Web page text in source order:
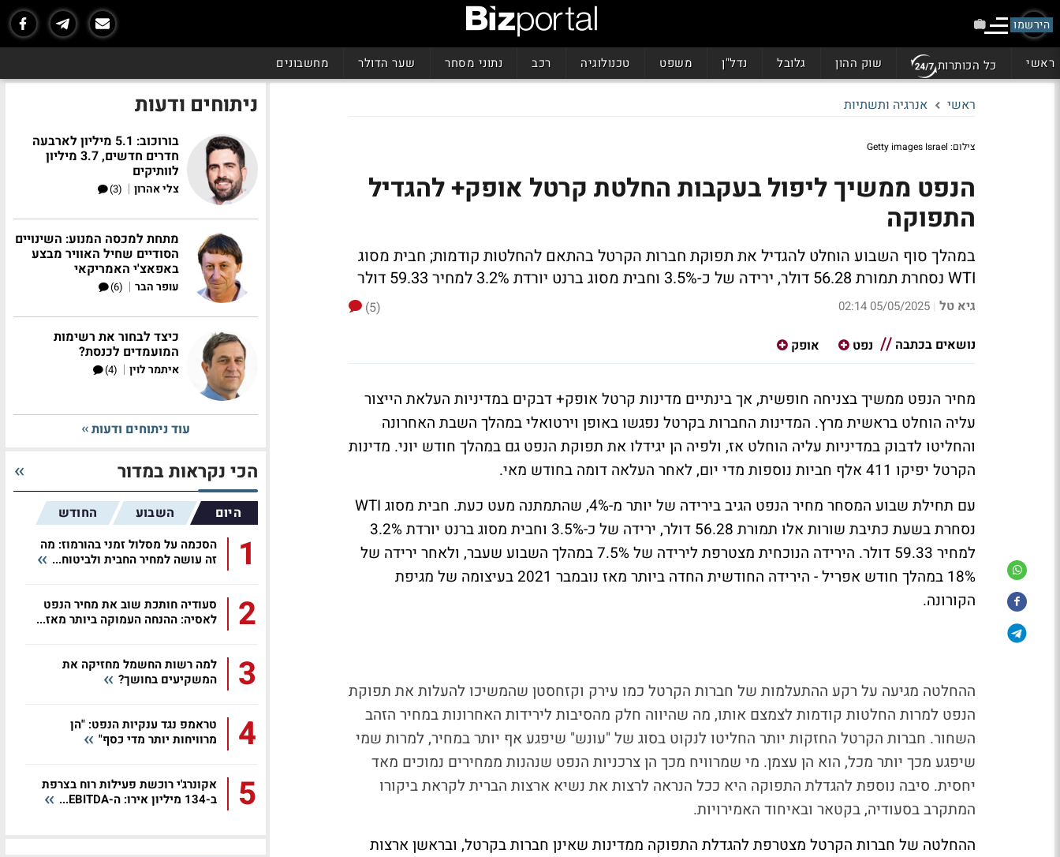
הירשמו
ראשי כל הכותרות שוק ההון גלובל נדל"ן משפט טכנולוגיה רכב נתוני מסחר שער הדולר מחשבונים
ראשי אנרגיה ותשתיות
צילום: Getty images Israel
הנפט ממשיך ליפול בעקבות החלטת קרטל אופק+ להגדיל
התפוקה
במהלך סוף השבוע הוחלט להגדיל את תפוקת חברות הקרטל בהתאם להחלטות קודמות; חבית מסוג
WTI נסחרת תמורת 56.28 דולר, ירידה של כ-3.5% וחבית מסוג ברנט יורדת 3.2% למחיר 59.33 דולר
גיא טל |
05/05/2025 02:14
(5)
נושאים בכתבה
נפט אופק
מחיר הנפט ממשיך בצניחה חופשית, אך בינתיים מדינות קרטל אופק+ דבקים במדיניות העלאת הייצור
עליה הוחלט בראשית מרץ. המדינות החברות בקרטל נפגשו באופן וירטואלי במהלך השבת האחרונה
והחליטו לדבוק במדיניות עליה הוחלט אז, ולפיה הן יגידלו את תפוקת הנפט גם במהלך חודש יוני. מדינות
הקרטל יפיקו 411 אלף חביות נוספות מדי יום, לאחר העלאה דומה בחודש מאי.
עם תחילת שבוע המסחר מחיר הנפט הגיב בירידה של יותר מ-4%, שהתמתנה מעט כעת. חבית מסוג WTI
נסחרת בשעת כתיבת שורות אלו תמורת 56.28 דולר, ירידה של כ-3.5% וחבית מסוג ברנט יורדת 3.2%
למחיר 59.33 דולר. הירידה הנוכחית מצטרפת לירידה של 7.5% במהלך השבוע שעבר, ולאחר ירידה של
18% במהלך חודש אפריל - הירידה החודשית החדה ביותר מאז נובמבר 2021 בעיצומה של מגיפת
הקורונה.
ההחלטה מגיעה על רקע ההתעלמות של חברות הקרטל כמו עירק וקזחסטן שהמשיכו להעלות את תפוקת
הנפט למרות החלטות קודמות לצמצם אותו, מה שהיווה חלק מהסיבות לירידות האחרונות במחיר הזהב
השחור. חברות הקרטל החזקות יותר החליטו לנקוט בסוג של "עונש" שיפגע אף יותר במחיר, למרות שמי
שיפגע מכך יותר מכל, הוא הן עצמן. מי שמרוויח מכך הן צרכניות הנפט שנהנות ממחירים נמוכים מאד
יחסית. סיבה נוספת להגדלת התפוקה היא ככל הנראה לרצות את נשיא ארצות הברית לקראת ביקורו
המתקרב בסעודיה, בקטאר ובאיחוד האמירויות.
ההחלטה של חברות הקרטל מצטרפת להגדלת התפוקה ממדינות שאינן חברות בקרטל, ובראשן ארצות
ניתוחים ודעות
בורוכוב: 5.1 מיליון לארבעה
חדרים חדשים, 3.7 מיליון
לוותיקים
צלי אהרון |
(3)
מתחת למכסה המנוע: השינויים
הסודיים שחיל האוויר מבצע
באפאצ'י האמריקאי
עופר הבר |
(6)
כיצד לבחור את רשימות
המועמדים לכנסת?
איתמר לוין |
(4)
עוד ניתוחים ודעות
הכי נקראות במדור
היום השבוע החודש
1
הסכמה על מסלול זמני בהורמוז: מה
זה עושה למחיר החבית ולביטוח...
2
סעודיה חותכת שוב את מחיר הנפט
לאסיה: ההנחה העמוקה ביותר מאז...
3
למה רשות החשמל מחזיקה את
המשקיעים בחושך?
4
טראמפ נגד ענקיות הנפט: "הן
מרוויחות יותר מדי כסף"
5
אקונרג'י רוכשת פעילות רוח בצרפת
ב-134 מיליון אירו: ה-EBITDA...